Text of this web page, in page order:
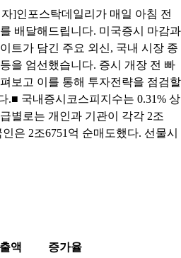
]인포스탁데일리가 매일 아침 전
배달해드립니다. 미국증시 마감과
트가 담긴 주요 외신, 국내 시장 종
을 엄선했습니다. 증시 개장 전 빠
보고 이를 통해 투자전략을 점검할
.■ 국내증시코스피지수는 0.31% 상
별로는 개인과 기관이 각각 2조
은 2조6751억 순매도했다. 선물시
액
증가율